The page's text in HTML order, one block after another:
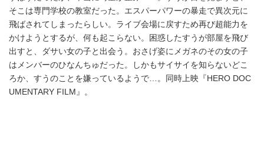
そこは専門学校の教室だった。エスパーパワーの暴走で異次元に
飛ばされてしまったらしい。ライブ会場に戻すため再び超能力を
かけようとするが、何も起こらない。困惑したすうが部屋を飛び
出すと、ダサい女の子と出会う。おさげ姿にメガネのその女の子
はメンバーのひなんちゅだった。しかもサイサイを知らないどこ
ろか、すうのことを嫌っているようで…。同時上映『HERO DOC
UMENTARY FILM』。